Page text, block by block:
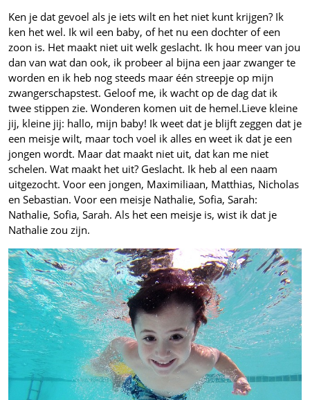
Ken je dat gevoel als je iets wilt en het niet kunt krijgen? Ik
ken het wel. Ik wil een baby, of het nu een dochter of een
zoon is. Het maakt niet uit welk geslacht. Ik hou meer van jou
dan van wat dan ook, ik probeer al bijna een jaar zwanger te
worden en ik heb nog steeds maar één streepje op mijn
zwangerschapstest. Geloof me, ik wacht op de dag dat ik
twee stippen zie. Wonderen komen uit de hemel.Lieve kleine
jij, kleine jij: hallo, mijn baby! Ik weet dat je blijft zeggen dat je
een meisje wilt, maar toch voel ik alles en weet ik dat je een
jongen wordt. Maar dat maakt niet uit, dat kan me niet
schelen. Wat maakt het uit? Geslacht. Ik heb al een naam
uitgezocht. Voor een jongen, Maximiliaan, Matthias, Nicholas
en Sebastian. Voor een meisje Nathalie, Sofia, Sarah:
Nathalie, Sofia, Sarah. Als het een meisje is, wist ik dat je
Nathalie zou zijn.